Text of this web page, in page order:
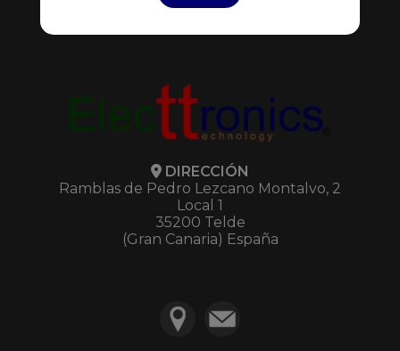
Mis Presupuestos
DIRECCIÓN
Ramblas de Pedro Lezcano Montalvo, 2
Local 1
35200 Telde
(Gran Canaria) España